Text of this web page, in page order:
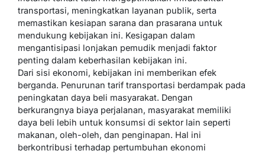
transportasi, meningkatkan layanan publik, serta
memastikan kesiapan sarana dan prasarana untuk
mendukung kebijakan ini. Kesigapan dalam
mengantisipasi lonjakan pemudik menjadi faktor
penting dalam keberhasilan kebijakan ini.
Dari sisi ekonomi, kebijakan ini memberikan efek
berganda. Penurunan tarif transportasi berdampak pada
peningkatan daya beli masyarakat. Dengan
berkurangnya biaya perjalanan, masyarakat memiliki
daya beli lebih untuk konsumsi di sektor lain seperti
makanan, oleh-oleh, dan penginapan. Hal ini
berkontribusi terhadap pertumbuhan ekonomi